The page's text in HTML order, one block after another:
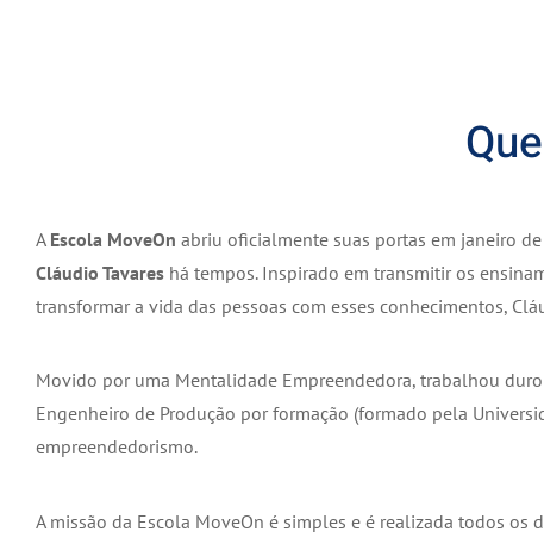
A Escola MoveOn abriu oficialmente suas portas em janeiro
Cláudio Tavares há tempos. Inspirado em transmitir os
transformar a vida das pessoas com esses conhecimentos,
Movido por uma Mentalidade Empreendedora, trabalhou
Engenheiro de Produção por formação (formado pela
empreendedorismo.
A missão da Escola MoveOn é simples e é realizada todos os